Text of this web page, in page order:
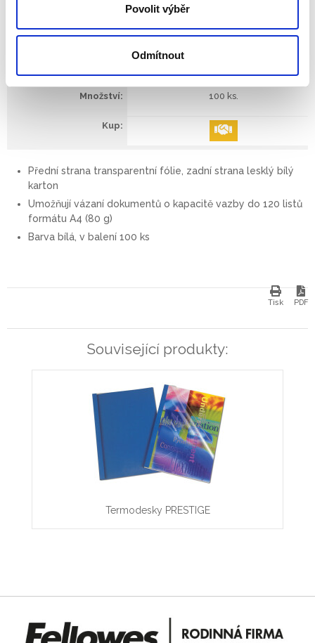
Povolit výběr
Odmítnout
53150
100 ks.
Přední strana transparentní fólie, zadní strana lesklý bílý
karton
Umožňují vázaní dokumentů o kapacitě vazby do 120 listů
formátu A4 (80 g)
Barva bílá, v balení 100 ks
Tisk PDF
Související produkty:
Termodesky PRESTIGE